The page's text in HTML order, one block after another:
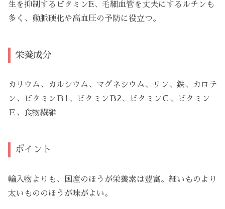
生を抑制するビタミンE、毛細血管を丈夫にするルチンも
多く、動脈硬化や高血圧の予防に役立つ。
栄養成分
カリウム、カルシウム、マグネシウム、リン、鉄、カロテ
ン、ビタミンＢ1、ビタミンＢ2、ビタミンＣ、ビタミン
Ｅ、食物繊維
ポイント
輸入物よりも、国産のほうが栄養素は豊富。細いものより
太いもののほうが味がよい。